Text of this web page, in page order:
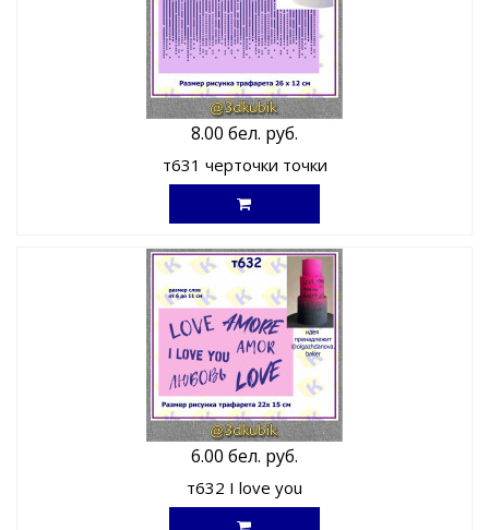
8.00 бел. руб.
т631 черточки точки
6.00 бел. руб.
т632 I love you